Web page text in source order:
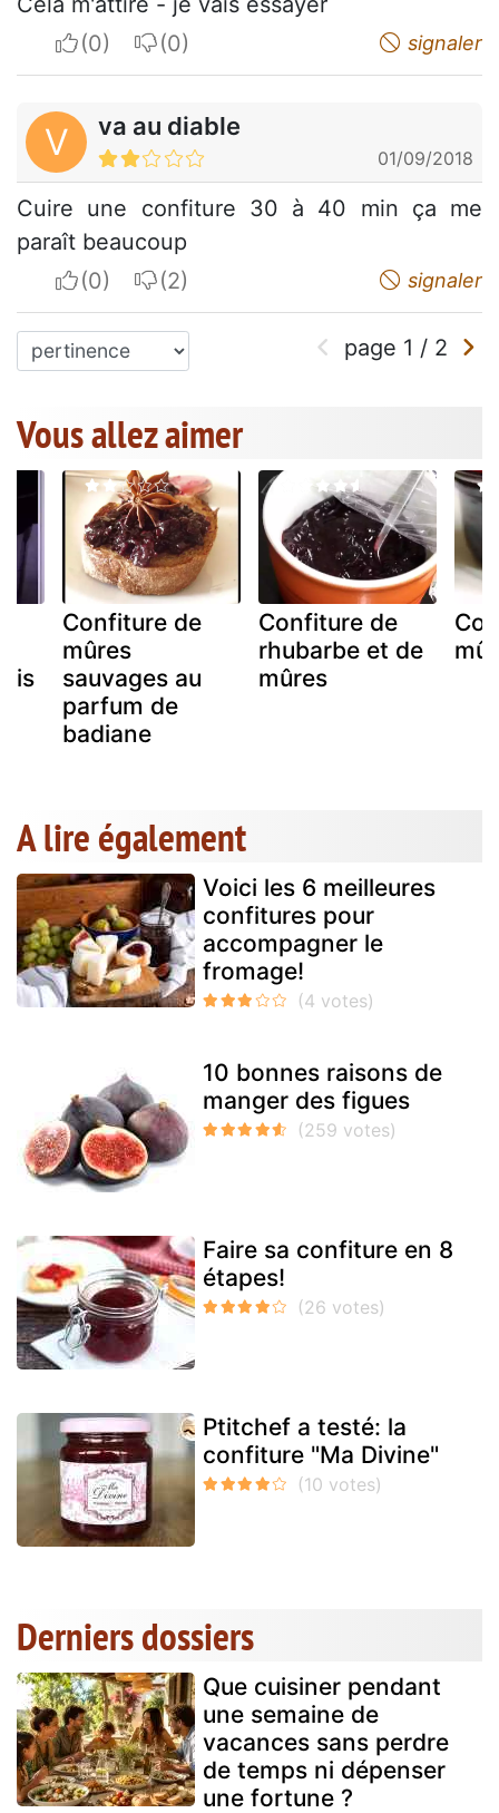
I apreciateI do not appreciate signaler
V va au diable
01/09/2018
Cuire une confiture 30 à 40 min ça me
paraît beaucoup
I apreciateI do not appreciate signaler
page 1 / 2
Vous allez aimer
Confiture de
mûres
sauvages au
parfum de
badiane
Confiture de
rhubarbe et de
mûres
A lire également
Voici les 6 meilleures
confitures pour
accompagner le
fromage!
10 bonnes raisons de
manger des figues
Faire sa confiture en 8
étapes!
Ptitchef a testé: la
confiture "Ma Divine"
Derniers dossiers
Que cuisiner pendant
une semaine de
vacances sans perdre
de temps ni dépenser
une fortune ?